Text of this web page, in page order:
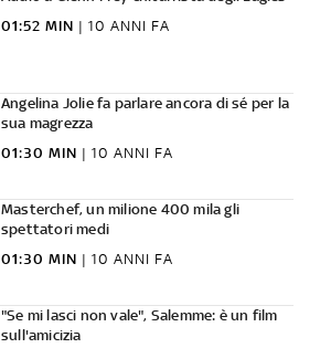
01:52 MIN | 10 ANNI FA
Angelina Jolie fa parlare ancora di sé per la
sua magrezza
01:30 MIN | 10 ANNI FA
Masterchef, un milione 400 mila gli
spettatori medi
01:30 MIN | 10 ANNI FA
"Se mi lasci non vale", Salemme: è un film
sull'amicizia